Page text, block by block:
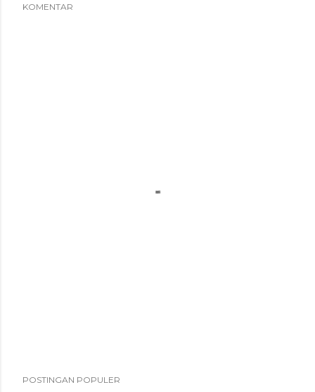
KOMENTAR
POSTINGAN POPULER